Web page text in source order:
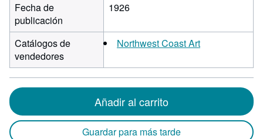
Fecha de
publicación
1926
Catálogos de
vendedores
Northwest Coast Art
Añadir al carrito
Guardar para más tarde